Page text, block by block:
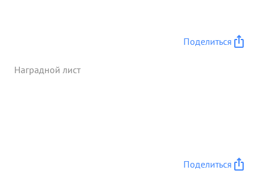
Поделиться
Наградной лист
Поделиться